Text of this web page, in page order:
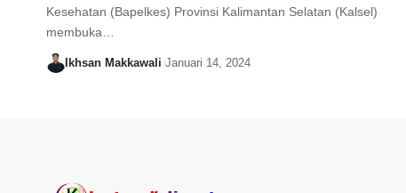
Kesehatan (Bapelkes) Provinsi Kalimantan Selatan (Kalsel)
membuka…
Ikhsan Makkawali Januari 14, 2024